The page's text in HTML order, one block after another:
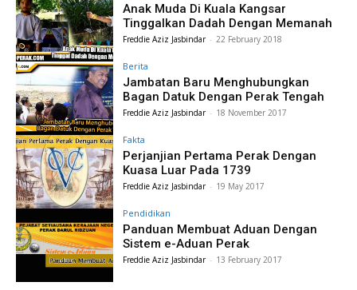
Anak Muda Di Kuala Kangsar
Tinggalkan Dadah Dengan Memanah
Freddie Aziz Jasbindar - 22 February 2018
Berita
Jambatan Baru Menghubungkan
Bagan Datuk Dengan Perak Tengah
Freddie Aziz Jasbindar - 18 November 2017
Fakta
Perjanjian Pertama Perak Dengan
Kuasa Luar Pada 1739
Freddie Aziz Jasbindar - 19 May 2017
Pendidikan
Panduan Membuat Aduan Dengan
Sistem e-Aduan Perak
Freddie Aziz Jasbindar - 13 February 2017